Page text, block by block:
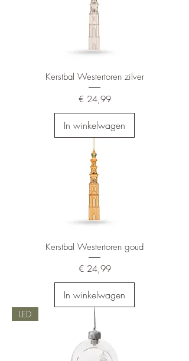
Kerstbal Westertoren zilver
Prijs
€ 24,99
In winkelwagen
Kerstbal Westertoren goud
Prijs
€ 24,99
In winkelwagen
LED